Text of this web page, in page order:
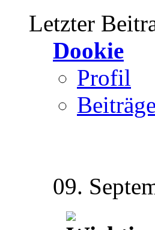
Letzter
Dookie
Profil
09.